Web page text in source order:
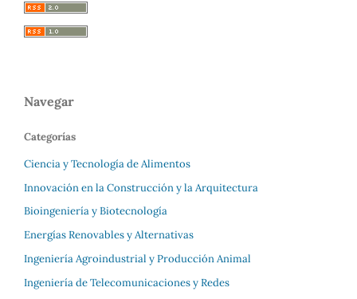
Navegar
Categorías
Ciencia y Tecnología de Alimentos
Innovación en la Construcción y la Arquitectura
Bioingeniería y Biotecnología
Energías Renovables y Alternativas
Ingeniería Agroindustrial y Producción Animal
Ingeniería de Telecomunicaciones y Redes